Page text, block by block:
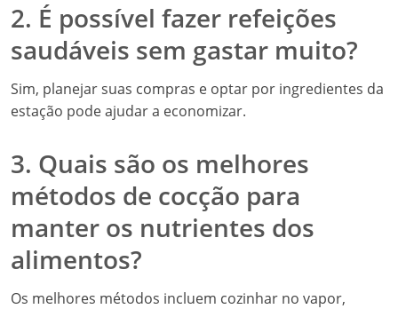
2. É possível fazer refeições
saudáveis sem gastar muito?
Sim, planejar suas compras e optar por ingredientes da
estação pode ajudar a economizar.
3. Quais são os melhores
métodos de cocção para
manter os nutrientes dos
alimentos?
Os melhores métodos incluem cozinhar no vapor,